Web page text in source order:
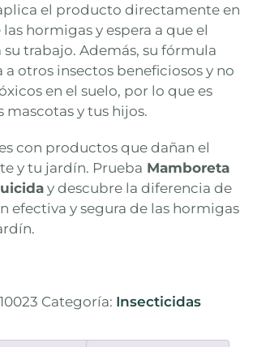
el producto directamente en
hormigas y espera a que el
trabajo. Además, su fórmula
a otros insectos beneficiosos y no
en el suelo, por lo que es
mascotas y tus hijos.
con productos que dañan el
y tu jardín. Prueba Mamboreta
y descubre la diferencia de
efectiva y segura de las hormigas
Categoría: Insecticidas